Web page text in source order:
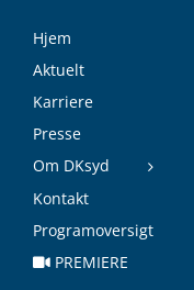
Hjem
Aktuelt
Karriere
Presse
Om DKsyd
Kontakt
Programoversigt
PREMIERE